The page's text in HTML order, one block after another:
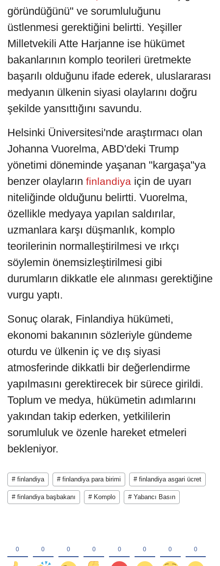
göründüğünü" ve sorumluluğunu
üstlenmesi gerektiğini belirtti. Yeşiller
Milletvekili Atte Harjanne ise hükümet
bakanlarının komplo teorileri üretmekte
başarılı olduğunu ifade ederek, uluslararası
medyanın ülkenin siyasi olaylarını doğru
şekilde yansıttığını savundu.
Helsinki Üniversitesi'nde araştırmacı olan
Johanna Vuorelma, ABD'deki Trump
yönetimi döneminde yaşanan "kargaşa"ya
benzer olayların finlandiya için de uyarı
niteliğinde olduğunu belirtti. Vuorelma,
özellikle medyaya yapılan saldırılar,
uzmanlara karşı düşmanlık, komplo
teorilerinin normalleştirilmesi ve ırkçı
söylemin önemsizleştirilmesi gibi
durumların dikkatle ele alınması gerektiğine
vurgu yaptı.
Sonuç olarak, Finlandiya hükümeti,
ekonomi bakanının sözleriyle gündeme
oturdu ve ülkenin iç ve dış siyasi
atmosferinde dikkatli bir değerlendirme
yapılmasını gerektirecek bir sürece girildi.
Toplum ve medya, hükümetin adımlarını
yakından takip ederken, yetkililerin
sorumluluk ve özenle hareket etmeleri
bekleniyor.
# finlandiya # finlandiya para birimi # finlandiya asgari ücret
# finlandiya başbakanı # Komplo # Yabancı Basın